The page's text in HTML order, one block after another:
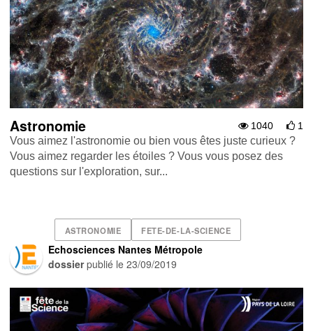
1040 1
Astronomie
Vous aimez l'astronomie ou bien vous êtes juste curieux ?
Vous aimez regarder les étoiles ? Vous vous posez des
questions sur l'exploration, sur...
ASTRONOMIE FETE-DE-LA-SCIENCE
Echosciences Nantes Métropole
dossierpublié le23/09/2019